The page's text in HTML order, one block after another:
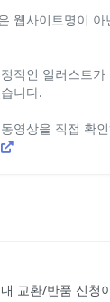
웹사이트명이 아
적인 일러스트
니다.
영상을 직접 확
교환/반품 신청